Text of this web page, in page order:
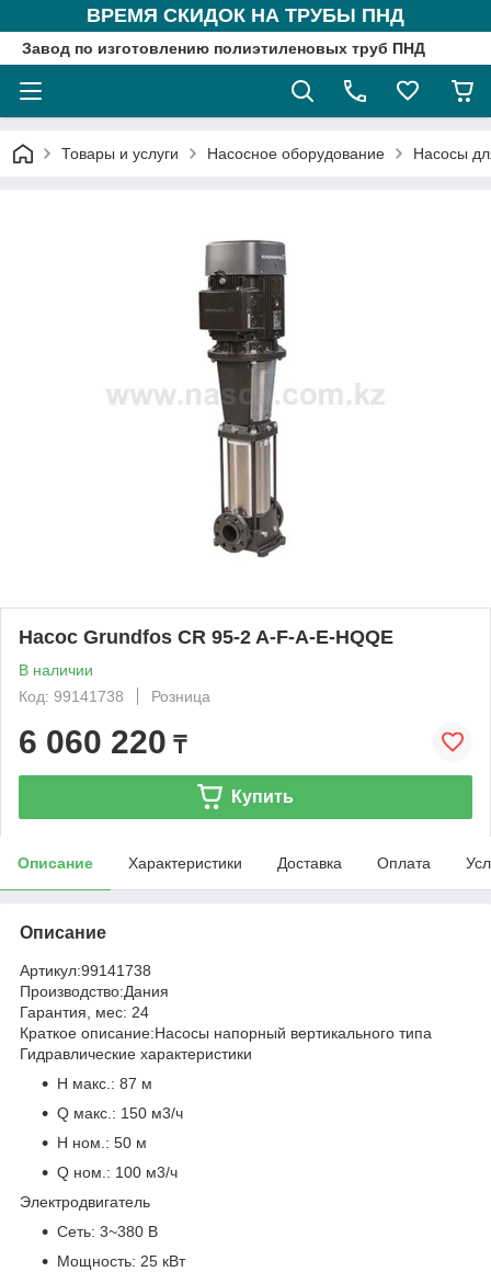
ВРЕМЯ СКИДОК НА ТРУБЫ ПНД
Завод по изготовлению полиэтиленовых труб ПНД
Товары и услуги Насосное оборудование Насосы
Насос Grundfos CR 95-2 A-F-A-E-HQQE
В наличии
Код: 99141738
Розница
6 060 220 ₸
Купить
Описание Характеристики Доставка Оплата
Описание
Артикул:99141738
Производство:Дания
Гарантия, мес: 24
Краткое описание:Насосы напорный вертикального типа
Гидравлические характеристики
H макс.: 87 м
Q макс.: 150 м3/ч
H ном.: 50 м
Q ном.: 100 м3/ч
Электродвигатель
Сеть: 3~380 В
Мощность: 25 кВт